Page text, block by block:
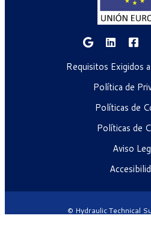
Requisitos Exigidos
Política de
Políticas de
Políticas de
Aviso
© Hydraulic Technical